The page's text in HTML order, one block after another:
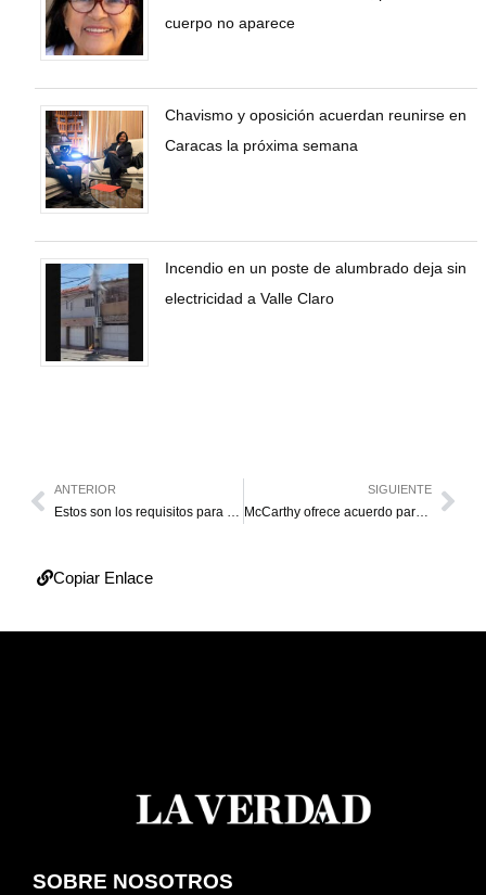
cuerpo no aparece
Chavismo y oposición acuerdan reunirse en
Caracas la próxima semana
Incendio en un poste de alumbrado deja sin
electricidad a Valle Claro
ANTERIOR
Estos son los requisitos para cruzar la frontera a partir de este 7E
SIGUIENTE
McCarthy ofrece acuerdo para resolver parálisis en Congreso
Copiar Enlace
SOBRE NOSOTROS